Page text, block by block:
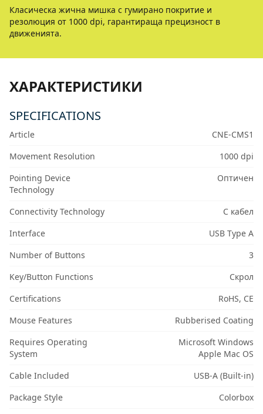
Класическа жична мишка с гумирано покритие и
резолюция от 1000 dpi, гарантираща прецизност в
движенията.
ХАРАКТЕРИСТИКИ
SPECIFICATIONS
Article
CNE-CMS1
Movement Resolution
1000 dpi
Pointing Device
Technology
Оптичен
Connectivity Technology
С кабел
Interface
USB Type A
Number of Buttons
3
Key/Button Functions
Скрол
Certifications
RoHS, CE
Mouse Features
Rubberised Coating
Requires Operating
System
Microsoft Windows
Apple Mac OS
Cable Included
USB-A (Built-in)
Package Style
Colorbox